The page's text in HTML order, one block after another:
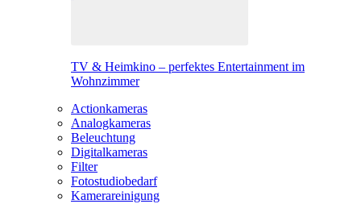
TV & Heimkino – perfektes Entertainment im
Wohnzimmer
Actionkameras
Analogkameras
Beleuchtung
Digitalkameras
Filter
Fotostudiobedarf
Kamerareinigung